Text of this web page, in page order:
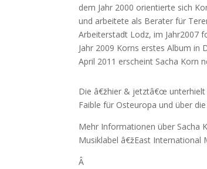
dem Jahr 2000 orientierte sich
und arbeitete als Berater für
Arbeiterstadt Lodz, im Jahr2007
Jahr 2009 Korns erstes Album
April 2011 erscheint Sacha Korn
Die â€žhier & jetztâ€œ unterhielt
Faible für Osteuropa und über
Mehr Informationen über Sacha
Musiklabel â€žEast
Â